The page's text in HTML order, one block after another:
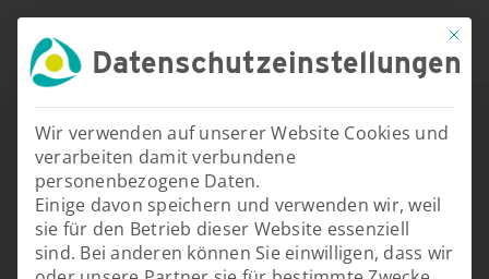
content
Skip
content
Toggle
THERAPIEZENTRUM
TRAININGSZENTRUM
AKTUELLES
Mit
Datenschutzeinstellungen
Wir verwenden auf unserer Website Cookies und
verarbeiten damit verbundene
personenbezogene Daten.
Einige davon speichern und verwenden wir, weil
sie für den Betrieb dieser Website essenziell
sind. Bei anderen können Sie einwilligen, dass wir